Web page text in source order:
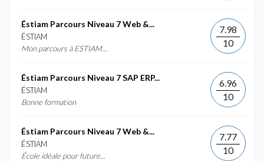
Éstiam Parcours Niveau 7 Web &...
ÉSTIAM
Mon parcours à ESTIAM...
7.98
10
Éstiam Parcours Niveau 7 SAP ERP...
ÉSTIAM
Bonne formation
6.96
10
Éstiam Parcours Niveau 7 Web &...
ÉSTIAM
École idéale pour future...
7.77
10